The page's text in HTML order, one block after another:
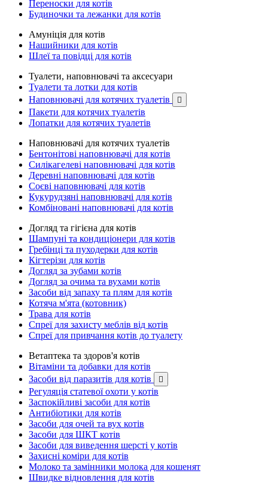
Переноски для котів
Будиночки та лежанки для котів
Амуніція для котів
Нашийники для котів
Шлеї та повідці для котів
Туалети, наповнювачі та аксесуари
Туалети та лотки для котів
Наповнювачі для котячих туалетів

Пакети для котячих туалетів
Лопатки для котячих туалетів
Наповнювачі для котячих туалетів
Бентонітові наповнювачі для котів
Силікагелеві наповнювачі для котів
Деревні наповнювачі для котів
Соєві наповнювачі для котів
Кукурудзяні наповнювачі для котів
Комбіновані наповнювачі для котів
Догляд та гігієна для котів
Шампуні та кондиціонери для котів
Гребінці та пуходерки для котів
Кігтерізи для котів
Догляд за зубами котів
Догляд за очима та вухами котів
Засоби від запаху та плям для котів
Котяча м'ята (котовник)
Трава для котів
Спреї для захисту меблів від котів
Спреї для привчання котів до туалету
Ветаптека та здоров'я котів
Вітаміни та добавки для котів
Засоби від паразитів для котів

Регуляція статевої охоти у котів
Заспокійливі засоби для котів
Антибіотики для котів
Засоби для очей та вух котів
Засоби для ШКТ котів
Засоби для виведення шерсті у котів
Захисні коміри для котів
Молоко та замінники молока для кошенят
Швидке відновлення для котів